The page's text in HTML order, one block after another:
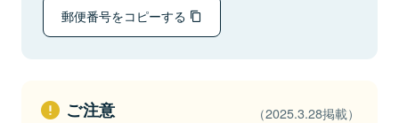
郵便番号をコピーする
ご注意 （2025.3.28掲載）